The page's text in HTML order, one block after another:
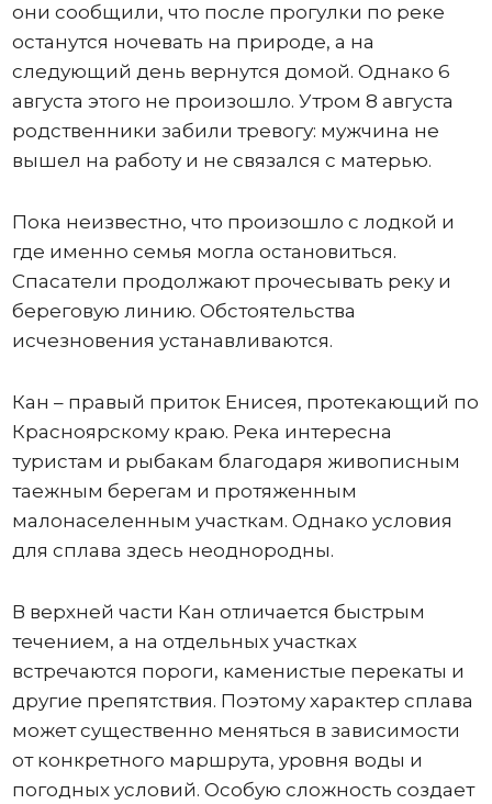
они сообщили, что после прогулки по реке
останутся ночевать на природе, а на
следующий день вернутся домой. Однако 6
августа этого не произошло. Утром 8 августа
родственники забили тревогу: мужчина не
вышел на работу и не связался с матерью.
Пока неизвестно, что произошло с лодкой и
где именно семья могла остановиться.
Спасатели продолжают прочесывать реку и
береговую линию. Обстоятельства
исчезновения устанавливаются.
Кан – правый приток Енисея, протекающий по
Красноярскому краю. Река интересна
туристам и рыбакам благодаря живописным
таежным берегам и протяженным
малонаселенным участкам. Однако условия
для сплава здесь неоднородны.
В верхней части Кан отличается быстрым
течением, а на отдельных участках
встречаются пороги, каменистые перекаты и
другие препятствия. Поэтому характер сплава
может существенно меняться в зависимости
от конкретного маршрута, уровня воды и
погодных условий. Особую сложность создает